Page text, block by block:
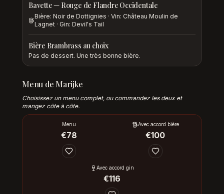
Bavette — Rouge de Flandre Occidentale
Bière: Noir de Dottignies · Vin: Château Moulin de
Lagnet · Gin: Devil's Tail
Bière Brambrass au choix
Pas de dessert. Une très bonne bière.
Menu de Marijke
Choisissez un menu complet, ou commandez les deux et
mangez côte à côte.
Menu
€78
Avec accord bière
€100
Avec accord gin
€116